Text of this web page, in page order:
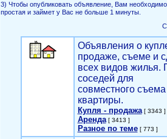
3) Чтобы опубликовать объявление, Вам
простая и займет у Вас не больше 1 минуты.
Объявления о
продаже, съеме и
всех видов жилья.
соседей для
совместного съема
квартиры.
Купля - продажа[ 3343 ]
Аренда[ 3413 ]
Разное по теме[ 773 ]